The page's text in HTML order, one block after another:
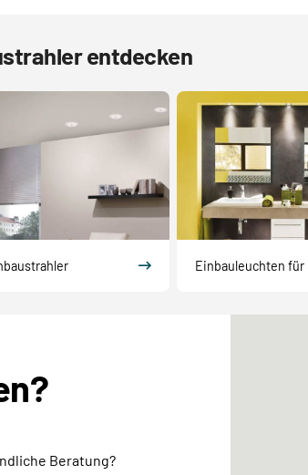
entdecken
Einbauleuchten für
Beratung?